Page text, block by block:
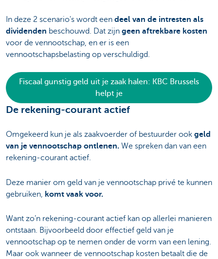
In deze 2 scenario's wordt een deel van de intresten als
dividenden beschouwd. Dat zijn geen aftrekbare kosten
voor de vennootschap, en er is een
vennootschapsbelasting op verschuldigd.
Fiscaal gunstig geld uit je zaak halen: KBC Brussels
helpt je
De rekening-courant actief
Omgekeerd kun je als zaakvoerder of bestuurder ook geld
van je vennootschap ontlenen. We spreken dan van een
rekening-courant actief.
Deze manier om geld van je vennootschap privé te kunnen
gebruiken, komt vaak voor.
Want zo’n rekening-courant actief kan op allerlei manieren
ontstaan. Bijvoorbeeld door effectief geld van je
vennootschap op te nemen onder de vorm van een lening.
Maar ook wanneer de vennootschap kosten betaalt die de